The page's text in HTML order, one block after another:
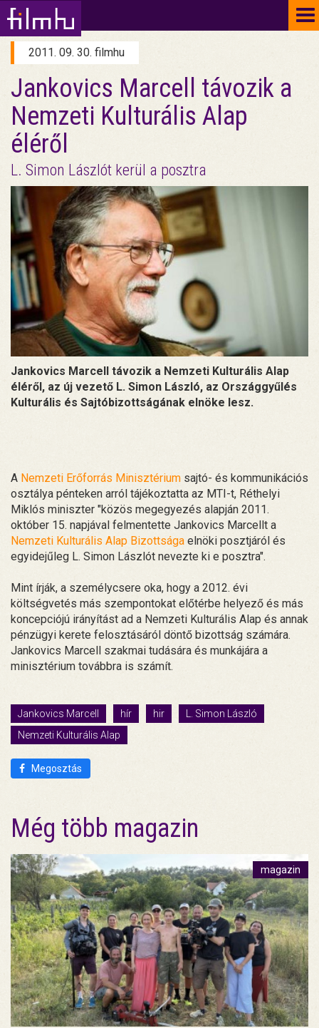
2011. 09. 30. filmhu
Jankovics Marcell távozik a
Nemzeti Kulturális Alap
éléről
L. Simon Lászlót kerül a posztra
Jankovics Marcell távozik a Nemzeti Kulturális Alap
éléről, az új vezető L. Simon László, az Országgyűlés
Kulturális és Sajtóbizottságának elnöke lesz.
A Nemzeti Erőforrás Minisztérium sajtó- és kommunikációs
osztálya pénteken arról tájékoztatta az MTI-t, Réthelyi
Miklós miniszter "közös megegyezés alapján 2011.
október 15. napjával felmentette Jankovics Marcellt a
Nemzeti Kulturális Alap Bizottsága elnöki posztjáról és
egyidejűleg L. Simon Lászlót nevezte ki e posztra".
Mint írják, a személycsere oka, hogy a 2012. évi
költségvetés más szempontokat előtérbe helyező és más
koncepciójú irányítást ad a Nemzeti Kulturális Alap és annak
pénzügyi kerete felosztásáról döntő bizottság számára.
Jankovics Marcell szakmai tudására és munkájára a
minisztérium továbbra is számít.
Jankovics Marcell hír hir
L. Simon László
Nemzeti Kulturális Alap
Megosztás
Még több magazin
magazin